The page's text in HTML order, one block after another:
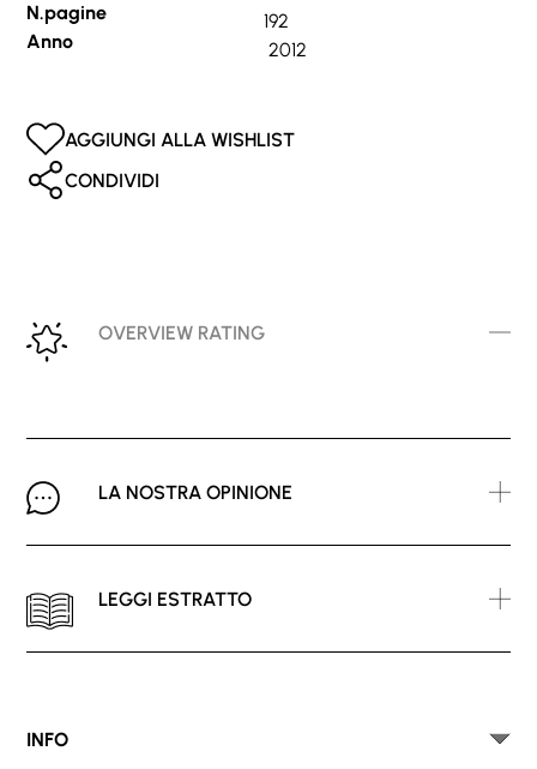
N.pagine
192
Anno
2012
AGGIUNGI ALLA WISHLIST
CONDIVIDI
OVERVIEW RATING
LA NOSTRA OPINIONE
LEGGI ESTRATTO
INFO